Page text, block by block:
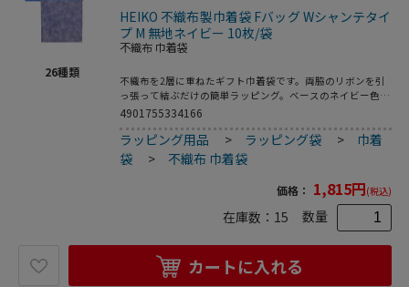
26種類
HEIKO 不織布製巾着袋 Fバッグ Wシャンテタイ
プ M 無地ネイビー 10枚/袋
不織布 巾着袋
不織布を2層に重ねたギフト巾着袋です。両脇のリボンを引
っ張って結ぶだけの簡単ラッピング。ベースのネイビー色の
上に薄手の白を重ねることで、やさしく上品なイメージのギ
よりも容量があります。●入数:10枚
4901755334166
ラッピング用品 > ラッピング袋 > 巾着
袋
> 不織布 巾着袋
価格： 1,815円(税込)
在庫数： 15 数量
カートに入れる